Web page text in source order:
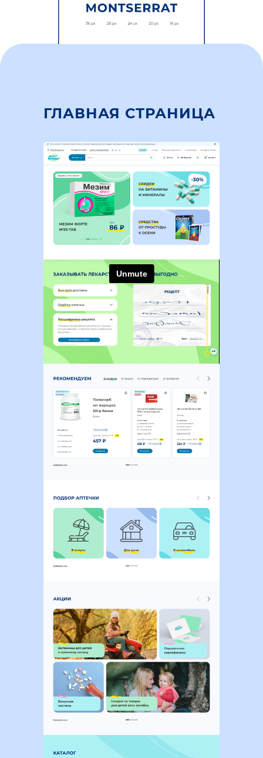
ГЛАВНАЯ СТРАНИЦА